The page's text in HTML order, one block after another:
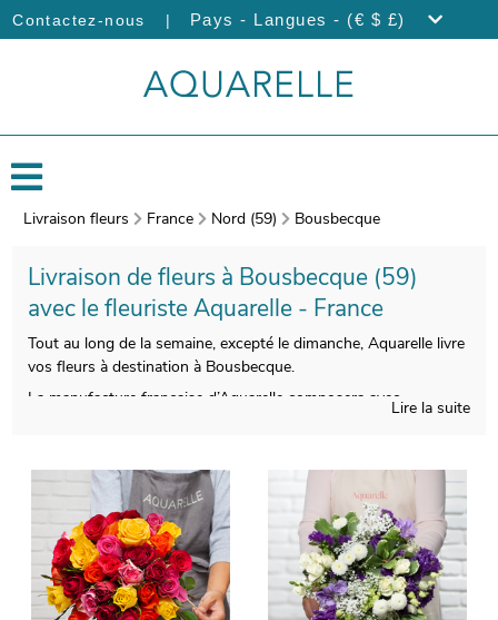
Contactez-nous | Pays - Langues - (€ $ £)
Livraison fleurs France Nord (59) Bousbecque
Livraison de fleurs à Bousbecque (59)
avec le fleuriste Aquarelle - France
Tout au long de la semaine, excepté le dimanche, Aquarelle livre
vos fleurs à destination à Bousbecque.
La manufacture française d’Aquarelle composera avec
votre composition florale. Àvant de l’expédier, une photographie
du produit fini sera prise. Vous pourrez vous assurer que votre
bouquet est bien conforme, puisque cette photo vous sera
envoyée. Puis, il sera expédié très rapidement à Bousbecque.
Notre petit plus ? Vous avez l’opportunité de glisser une photo
imprimée et un message, pour un cadeau encore plus
personnalisé.
Lire la suite